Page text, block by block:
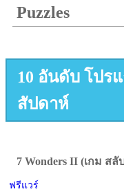
Puzzles
10 อันดับ โปร
สัปดาห์
7 Wonders II (เกม ส
ฟรีแวร์